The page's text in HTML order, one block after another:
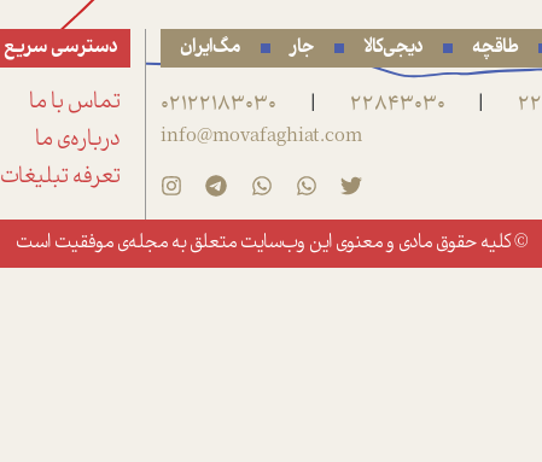
طاقچه دیجی‌کالا جار مگ‌ایران
|
22843030
|
02122183030
info@movafaghiat.com
دسترسی سریع
تماس با ما
درباره‌ی ما
تعرفه تبلیغات
© کلیه حقوق مادی و معنوی این وب‌سایت متعلق بهمجله‌ی موفقیتاست